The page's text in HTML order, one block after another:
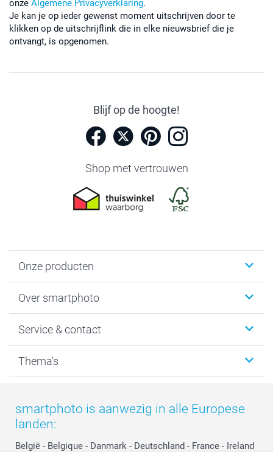
onze Algemene Privacyverklaring.
Je kan je op ieder gewenst moment uitschrijven door te
klikken op de uitschrijflink die in elke nieuwsbrief die je
ontvangt, is opgenomen.
Blijf op de hoogte!
Shop met vertrouwen
Onze producten
Fotoboeken
Fotocadeaus
Kaarten
Over smartphoto
Vacatures
Bestelproces
Privacy
Cookiebeleid
Reviews
Service & contact
Tevredenheidsgarantie
smartbonus
smartfriends
service@smartphoto.nl
Thema's
Moederdag
Vaderdag
Huwelijk
smartphoto is aanwezig in alle Europese
landen:
België - Belgique - Danmark - Deutschland - France - Ireland